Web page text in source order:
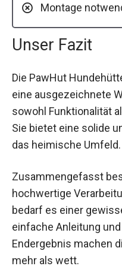
Montage
Unser Fazit
Die PawHut
eine ausgezeichnete
sowohl Funktionalität
Sie bietet eine solide
das heimische Umfeld.
Zusammengefasst
hochwertige
bedarf es einer
einfache Anleitung
Endergebnis machen
mehr als wett.